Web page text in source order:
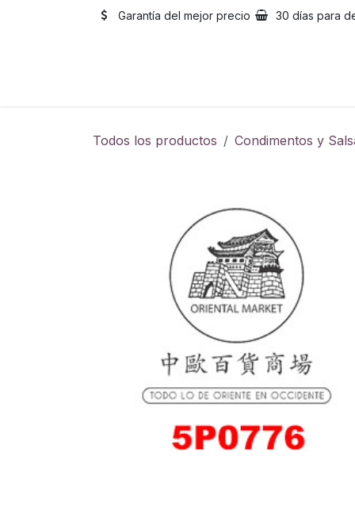
Garantía del mejor precio 30 días para
Todos los productos Condimentos y